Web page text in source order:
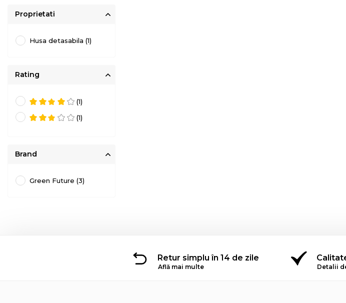
Proprietati
Husa detasabila (1)
Rating
(1)
(1)
Brand
Green Future (3)
Retur simplu în 14 de zile
Află mai multe Detalii